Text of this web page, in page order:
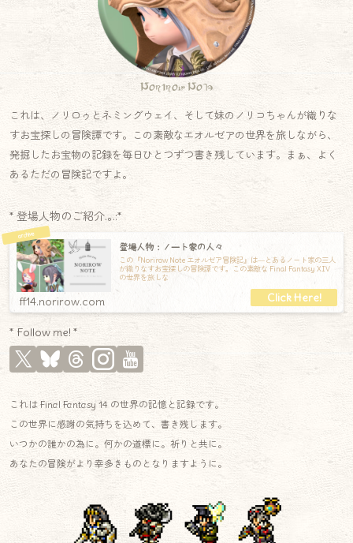
Norirow Note
これは、ノリロゥとネミングウェイ、そして妹のノリコちゃんが織りな
すお宝探しの冒険譚です。この素敵なエオルゼアの世界を旅しながら、
発掘したお宝物の記録を毎日ひとつずつ書き残しています。まぁ、よく
あるただの冒険記ですよ。
* 登場人物のご紹介.｡.:*
登場人物：ノート家の人々
この『Norirow Note エオルゼア冒険記』は―とあるノート家の三人
が織りなすお宝探しの冒険譚です。この素敵な Final Fantasy XIV
の世界を旅しな
ff14.norirow.com
* Follow me! *
これは Final Fantasy 14 の世界の記憶と記録です。
この世界に感謝の気持ちを込めて、書き残します。
いつかの誰かの為に。何かの道標に。祈りと共に。
あなたの冒険がより幸多きものとなりますように。